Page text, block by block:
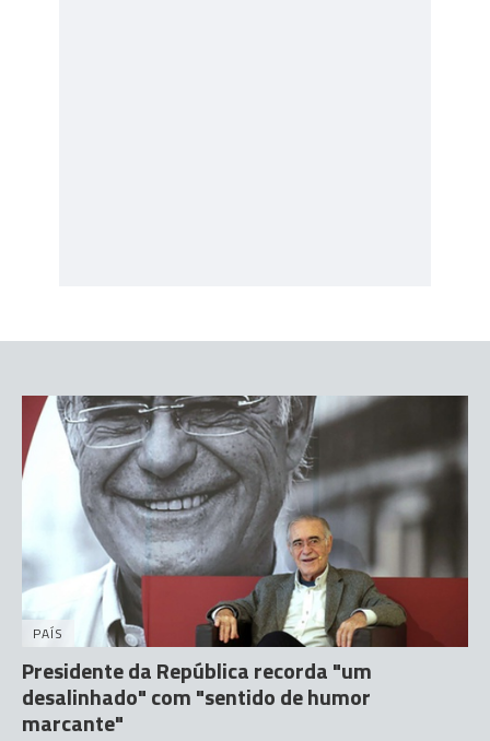
PAÍS
Presidente da República recorda "um
desalinhado" com "sentido de humor
marcante"